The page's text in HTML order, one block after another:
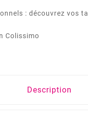
: découvrez vos
Colissimo
Description